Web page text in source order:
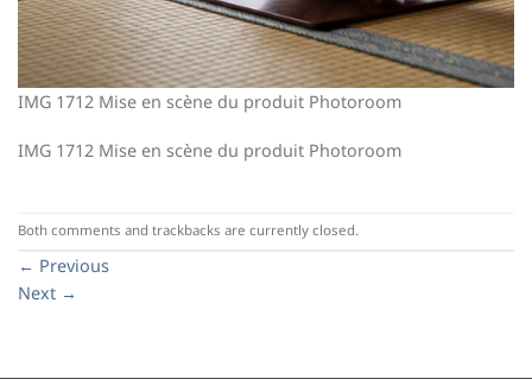
IMG 1712 Mise en scène du produit Photoroom
IMG 1712 Mise en scène du produit Photoroom
Both comments and trackbacks are currently closed.
← Previous
Next →